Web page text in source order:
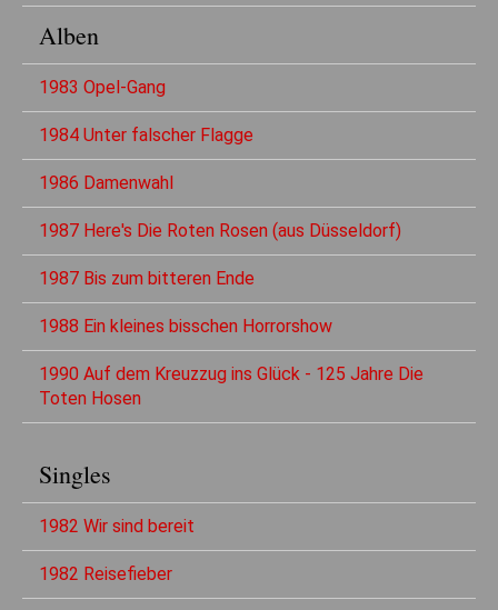
Alben
1983 Opel-Gang
1984 Unter falscher Flagge
1986 Damenwahl
1987 Here's Die Roten Rosen (aus Düsseldorf)
1987 Bis zum bitteren Ende
1988 Ein kleines bisschen Horrorshow
1990 Auf dem Kreuzzug ins Glück - 125 Jahre Die
Toten Hosen
Singles
1982 Wir sind bereit
1982 Reisefieber